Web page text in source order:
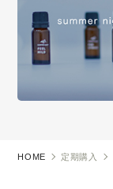
HOME 定期購入